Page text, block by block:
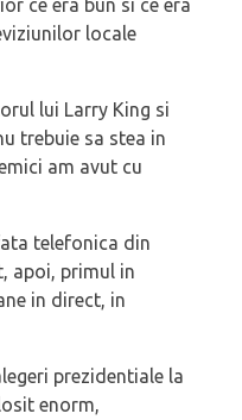
ce era bun si ce era
locale
lui Larry King si
trebuie sa stea in
am avut cu
telefonica din
apoi, primul in
in direct, in
prezidentiale la
enorm,